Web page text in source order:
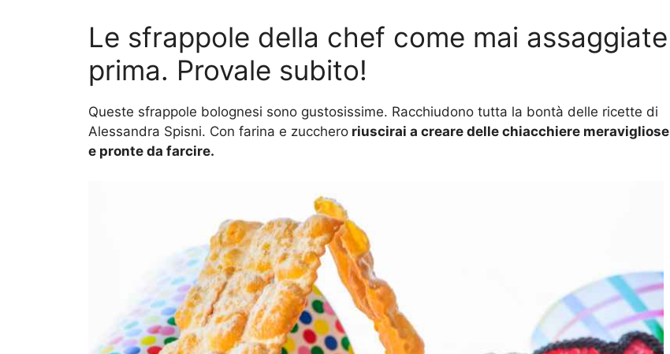
Le sfrappole della chef come mai assaggiate
prima. Provale subito!
Queste sfrappole bolognesi sono gustosissime. Racchiudono tutta la bontà delle ricette di
Alessandra Spisni. Con farina e zucchero riuscirai a creare delle chiacchiere meravigliose
e pronte da farcire.